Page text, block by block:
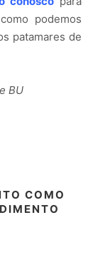
podemos
patamares de
BU
COMO